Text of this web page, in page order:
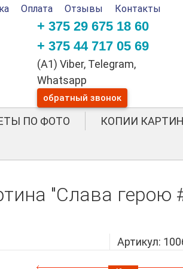
Оплата Отзывы Контакты
+ 375 29 675 18 60
+ 375 44 717 05 69
(A1) Viber, Telegram,
Whatsapp
обратный звонок
ПО ФОТО
КОПИИ КАРТИН
"Слава герою
Артикул: